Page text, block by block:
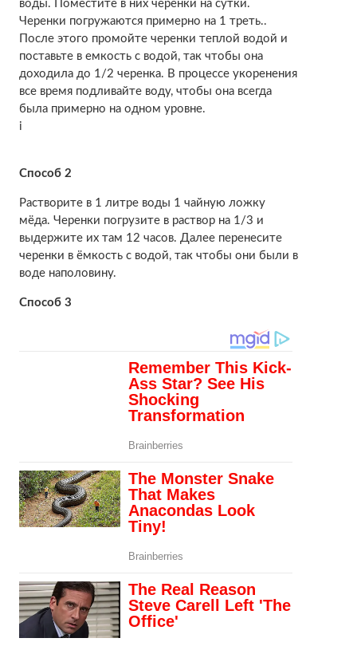
воды. Поместите в них черенки на сутки.
Черенки погружаются примерно на 1 треть..
После этого промойте черенки теплой водой и
поставьте в емкость с водой, так чтобы она
доходила до 1/2 черенка. В процессе укоренения
все время подливайте воду, чтобы она всегда
была примерно на одном уровне.
i
Способ 2
Растворите в 1 литре воды 1 чайную ложку
мёда. Черенки погрузите в раствор на 1/3 и
выдержите их там 12 часов. Далее перенесите
черенки в ёмкость с водой, так чтобы они были в
воде наполовину.
Способ 3